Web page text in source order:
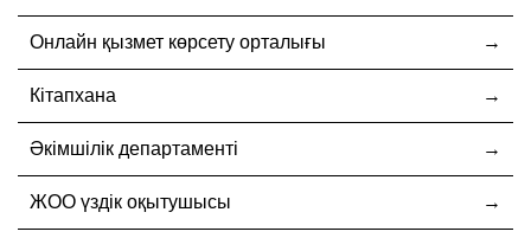
Онлайн қызмет көрсету орталығы
Кітапхана
Әкімшілік департаменті
ЖОО үздік оқытушысы